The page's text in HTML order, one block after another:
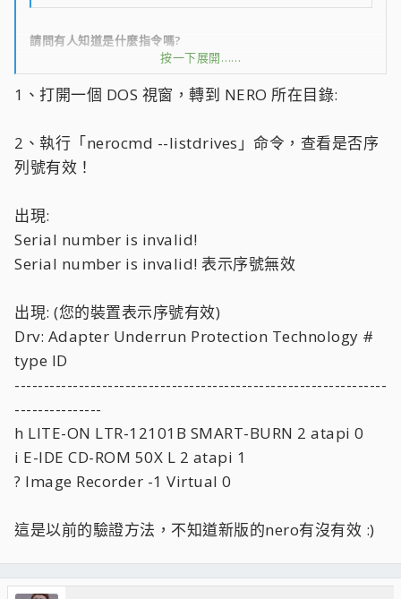
請問有人知道是什麼指令嗎?
我忘記了
按一下展開……
1、打開一個 DOS 視窗，轉到 NERO 所在目錄:
2、執行「nerocmd --listdrives」命令，查看是否序
列號有效！
出現:
Serial number is invalid!
Serial number is invalid! 表示序號無效
出現: (您的裝置表示序號有效)
Drv: Adapter Underrun Protection Technology #
type ID
----------------------------------------------------------------
---------------
h LITE-ON LTR-12101B SMART-BURN 2 atapi 0
i E-IDE CD-ROM 50X L 2 atapi 1
? Image Recorder -1 Virtual 0
這是以前的驗證方法，不知道新版的nero有沒有效 :)